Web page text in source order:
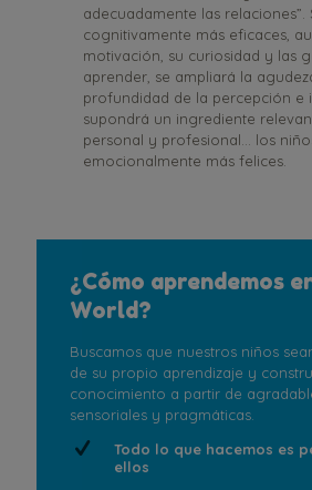
adecuadamente las relaciones”.
cognitivamente más eficaces,
motivación, su curiosidad y las
aprender, se ampliará la
profundidad de la percepción e
supondrá un ingrediente
personal y profesional... los
emocionalmente más felices.
¿Cómo aprendemos
World?
Buscamos que nuestros niños
de su propio aprendizaje y
conocimiento a partir de
sensoriales y pragmáticas.
Todo lo que hacemos es
ellos